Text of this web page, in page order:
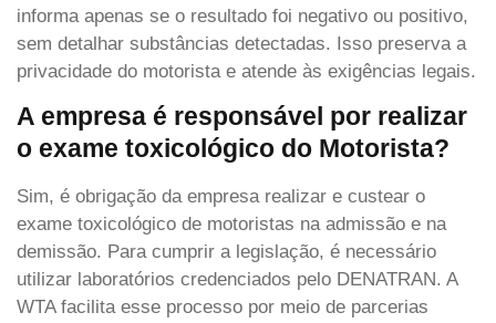
informa apenas se o resultado foi negativo ou positivo,
sem detalhar substâncias detectadas. Isso preserva a
privacidade do motorista e atende às exigências legais.
A empresa é responsável por realizar
o exame toxicológico do Motorista?
Sim, é obrigação da empresa realizar e custear o
exame toxicológico de motoristas na admissão e na
demissão. Para cumprir a legislação, é necessário
utilizar laboratórios credenciados pelo DENATRAN. A
WTA facilita esse processo por meio de parcerias